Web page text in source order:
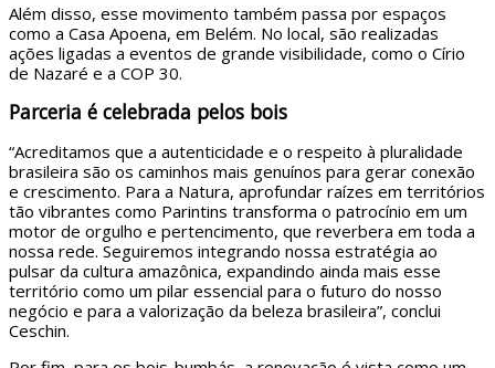
Além disso, esse movimento também passa por espaços
como a Casa Apoena, em Belém. No local, são realizadas
ações ligadas a eventos de grande visibilidade, como o Círio
de Nazaré e a COP 30.
Parceria é celebrada pelos bois
“Acreditamos que a autenticidade e o respeito à pluralidade
brasileira são os caminhos mais genuínos para gerar conexão
e crescimento. Para a Natura, aprofundar raízes em territórios
tão vibrantes como Parintins transforma o patrocínio em um
motor de orgulho e pertencimento, que reverbera em toda a
nossa rede. Seguiremos integrando nossa estratégia ao
pulsar da cultura amazônica, expandindo ainda mais esse
território como um pilar essencial para o futuro do nosso
negócio e para a valorização da beleza brasileira”, conclui
Ceschin.